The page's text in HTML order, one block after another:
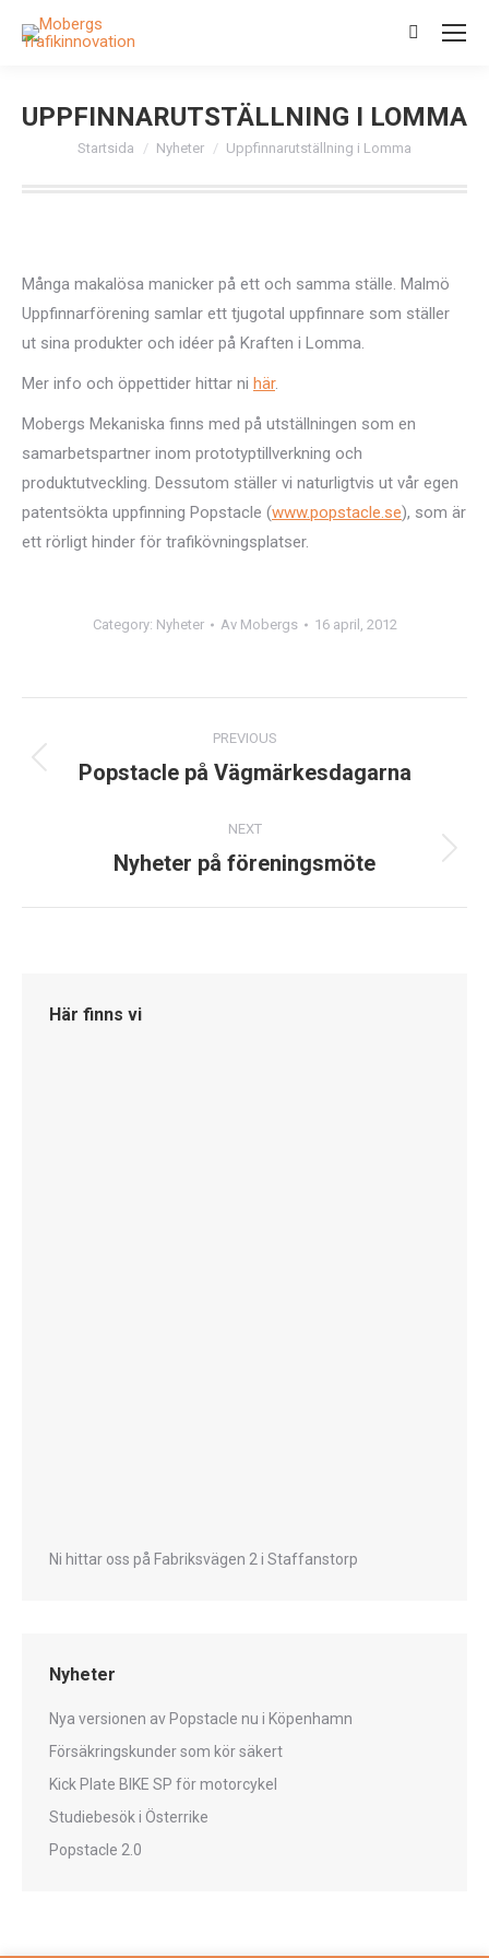
Search:
UPPFINNARUTSTÄLLNING I LOMMA
Du är här:
Startsida Nyheter Uppfinnarutställning i Lomma
Många makalösa manicker på ett och samma ställe. Malmö
Uppfinnarförening samlar ett tjugotal uppfinnare som ställer
ut sina produkter och idéer på Kraften i Lomma.
Mer info och öppettider hittar ni här.
Mobergs Mekaniska finns med på utställningen som en
samarbetspartner inom prototyptillverkning och
produktutveckling. Dessutom ställer vi naturligtvis ut vår egen
patentsökta uppfinning Popstacle (www.popstacle.se), som är
ett rörligt hinder för trafikövningsplatser.
Category: Nyheter Av Mobergs 16 april, 2012
navigation
PREVIOUS
Previous
Popstacle på Vägmärkesdagarna
NEXT
Next
Nyheter på föreningsmöte
Här finns vi
Ni hittar oss på Fabriksvägen 2 i Staffanstorp
Nyheter
Nya versionen av Popstacle nu i Köpenhamn
Försäkringskunder som kör säkert
Kick Plate BIKE SP för motorcykel
Studiebesök i Österrike
Popstacle 2.0